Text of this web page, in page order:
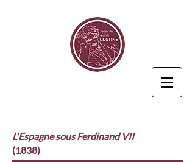
L'Espagne sous Ferdinand VII
(1838)